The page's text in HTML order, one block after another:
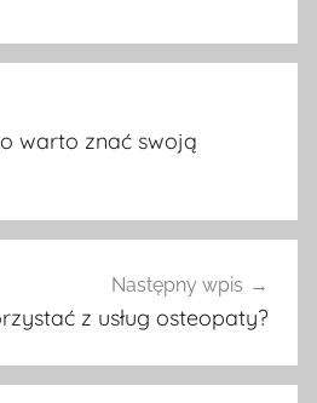
warto znać swoją
Następny wpis
z usług osteopaty?